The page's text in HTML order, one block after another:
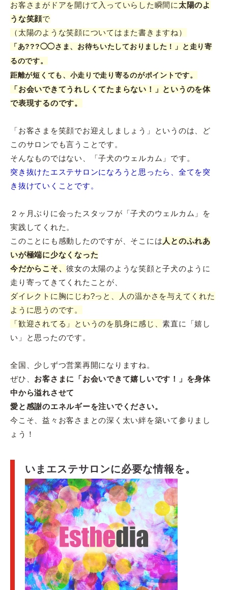
お客さまがドアを開けて入っていらした瞬間に 太陽のよ
うな笑顔で
（太陽のような笑顔についてはまた書きますね）
「あ???◯◯さま、お待ちいたしておりました！」と走り寄
るのです。
距離が短くても、小走りで走り寄るのがポイントです。
「お会いできてうれしくてたまらない！」というのを体
で表現するのです。
「お客さまを笑顔でお迎えしましょう」というのは、ど
このサロンでも言うことです。
そんなものではない、「子犬のウェルカム」です。
突き抜けたエステサロンになろうと思ったら、全てを突
き抜けていくことです。
２ヶ月ぶりに会ったスタッフが「子犬のウェルカム」を
実践してくれた。
このことにも感動したのですが、そこには 人とのふれあ
いが極端に少なくなった
今だからこそ、彼女の太陽のような笑顔と子犬のように
走り寄ってきてくれたことが、
ダイレクトに胸にじわ?っと、人の温かさを与えてくれた
ように思うのです。
「歓迎されてる」というのを肌身に感じ、素直に「嬉し
い」と思ったのです。
全国、少しずつ営業再開になりますね。
ぜひ、 お客さまに「お会いできて嬉しいです！」を身体
中から溢れさせて
愛と感謝のエネルギーを注いでください。
今こそ、益々お客さまとの深く太い絆を築いて参りまし
ょう！
いまエステサロンに必要な情報を。